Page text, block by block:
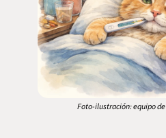
Foto-ilustración: equipo de